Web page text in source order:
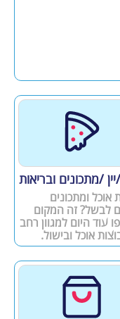
/מתכונים ובריאות
אוכל ומתכונים
לבשל? זה המקום
עוד היום למגוון רחב
אוכל ובישול.